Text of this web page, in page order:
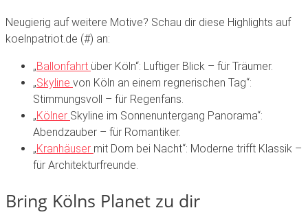
Neugierig aufweitere Motive? Schau dir diese Highlights auf
koelnpatriot.de (#) an:
„Ballonfahrt über Köln“: Luftiger Blick – für Träumer.
„Skyline von Köln an einem regnerischen Tag“:
Stimmungsvoll – für Regenfans.
„Kölner Skyline im Sonnenuntergang Panorama“:
Abendzauber – für Romantiker.
„Kranhäuser mit Dom bei Nacht“: Moderne trifft Klassik –
für Architekturfreunde.
Bring Kölns Planet zu dir